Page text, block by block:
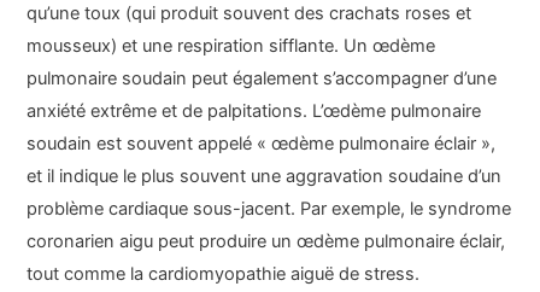
qu’une toux (qui produit souvent des crachats roses et
mousseux) et une respiration sifflante. Un œdème
pulmonaire soudain peut également s’accompagner d’une
anxiété extrême et de palpitations. L’œdème pulmonaire
soudain est souvent appelé « œdème pulmonaire éclair »,
et il indique le plus souvent une aggravation soudaine d’un
problème cardiaque sous-jacent. Par exemple, le syndrome
coronarien aigu peut produire un œdème pulmonaire éclair,
tout comme la cardiomyopathie aiguë de stress.